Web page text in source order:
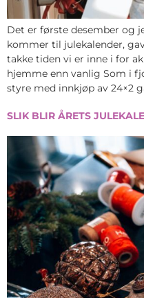
Det er første desember og
kommer til julekalender,
takke tiden vi er inne i for
hjemme enn vanlig Som i
styre med innkjøp av 24×2
SLIK BLIR ÅRETS